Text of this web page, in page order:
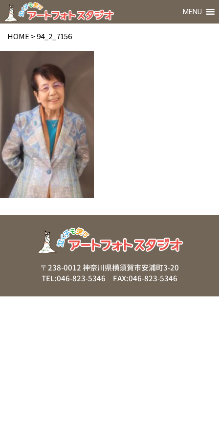
MENU
HOME >94_2_7156
〒238-0012 神奈川県横須賀市安浦町3-20
TEL:046-823-5346 FAX:046-823-5346